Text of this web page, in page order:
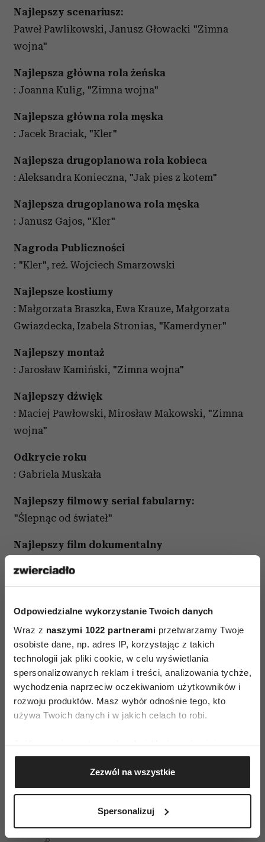
Odpowiedzialne wykorzystanie Twoich danych
Wraz z naszymi 1022 partnerami przetwarzamy Twoje
osobiste dane, np. adres IP, korzystając z takich
technologii jak pliki cookie, w celu wyświetlania
spersonalizowanych reklam i treści, analizowania tychże,
wychodzenia naprzeciw oczekiwaniom użytkowników i
rozwoju produktów. Masz wybór odnośnie tego, kto
używa Twoich danych i w jakich celach to robi.
Jeśli wyrazisz na to zgodę, chcielibyśmy również:
Gromadzić dane dotyczące Twojej lokalizacji
geograficznej z dokładnością nawet do kilku metrów
Identyfikować Twoje urządzenie, aktywnie
(fingerprinting, czyli wirtualny odcisk palca)
Zezwól na wszystkie
Spersonalizuj
Najlepszy scenariusz:
Paweł Pawlikowski, Janusz Głowacki "Zimna
wojna"
Najlepsza główna rola żeńska
: Joanna Kulig, "Zimna wojna"
Najlepsza główna rola męska
: Jacek Braciak, "Kler"
Najlepsza drugoplanowa rola kobieca
: Aleksandra Konieczna, "Jak pies z kotem"
Najlepsza drugoplanowa rola męska
: Janusz Gajos, "Kler"
Nagroda Publiczności
: "Kler", reż. Wojciech Smarzowski
Najlepsze kostiumy
: Małgorzata Braszka, Ewa Krauze, Małgorzata
Gwiazdecka, Izabela Stronias, "Kamerdyner"
Najlepszy montaż
: Jarosław Kamiński, "Zimna wojna"
Najlepszy dźwięk
: Maciej Pawłowski, Mirosław Makowski, "Zimna
wojna"
Odkrycie roku
: Gabriela Muskała
Najlepszy filmowy serial fabularny:
"Ślepnąc od świateł"
Najlepszy film dokumentalny
Najlepsza scenografia
"Kamerdyner"
Najlepsza muzyka
: Mikołaj Trzaska, "Kler"
Najlepsze zdjęcia
Najlepszy film europejski
: "Trzy billboardy za Ebbing, Missouri", reż.
Martin McDonagh